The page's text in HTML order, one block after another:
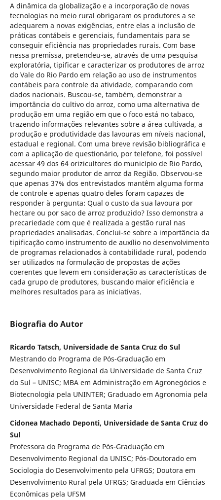
A dinâmica da globalização e a incorporação de novas
tecnologias no meio rural obrigaram os produtores a se
adequarem a novas exigências, entre elas a inclusão de
práticas contábeis e gerenciais, fundamentais para se
conseguir eficiência nas propriedades rurais. Com base
nessa premissa, pretendeu-se, através de uma pesquisa
exploratória, tipificar e caracterizar os produtores de arroz
do Vale do Rio Pardo em relação ao uso de instrumentos
contábeis para controle da atividade, comparando com
dados nacionais. Buscou-se, também, demonstrar a
importância do cultivo do arroz, como uma alternativa de
produção em uma região em que o foco está no tabaco,
trazendo informações relevantes sobre a área cultivada, a
produção e produtividade das lavouras em níveis nacional,
estadual e regional. Com uma breve revisão bibliográfica e
com a aplicação de questionário, por telefone, foi possível
acessar 49 dos 64 orizicultores do município de Rio Pardo,
segundo maior produtor de arroz da Região. Observou-se
que apenas 37% dos entrevistados mantêm alguma forma
de controle e apenas quatro deles foram capazes de
responder à pergunta: Qual o custo da sua lavoura por
hectare ou por saco de arroz produzido? Isso demonstra a
precariedade com que é realizada a gestão rural nas
propriedades analisadas. Conclui-se sobre a importância da
tipificação como instrumento de auxílio no desenvolvimento
de programas relacionados à contabilidade rural, podendo
ser utilizados na formulação de propostas de ações
coerentes que levem em consideração as características de
cada grupo de produtores, buscando maior eficiência e
melhores resultados para as iniciativas.
Biografia do Autor
Ricardo Tatsch, Universidade de Santa Cruz do Sul
Mestrando do Programa de Pós-Graduação em
Desenvolvimento Regional da Universidade de Santa Cruz
do Sul – UNISC; MBA em Administração em Agronegócios e
Biotecnologia pela UNINTER; Graduado em Agronomia pela
Universidade Federal de Santa Maria
Cidonea Machado Deponti, Universidade de Santa Cruz do
Sul
Professora do Programa de Pós-Graduação em
Desenvolvimento Regional da UNISC; Pós-Doutorado em
Sociologia do Desenvolvimento pela UFRGS; Doutora em
Desenvolvimento Rural pela UFRGS; Graduada em Ciências
Econômicas pela UFSM